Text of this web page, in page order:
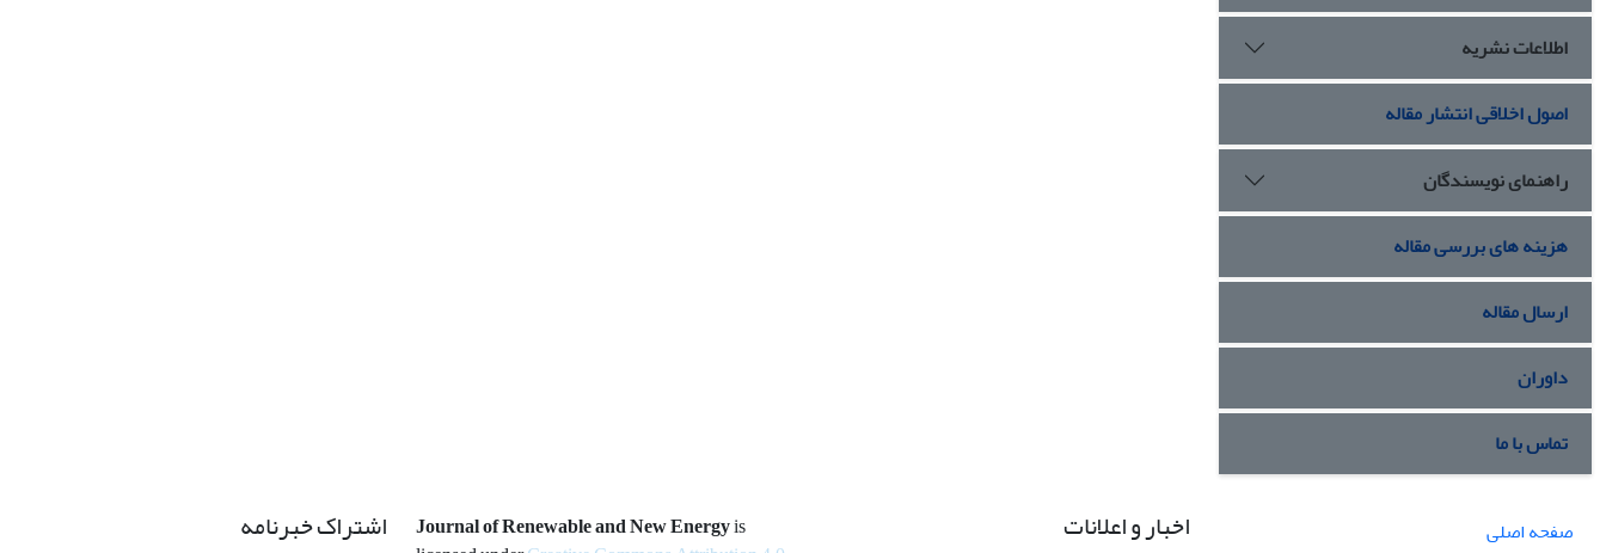
اطلاعات نشریه
اصول اخلاقی انتشار مقاله
راهنمای نویسندگان
هزینه های بررسی مقاله
ارسال مقاله
داوران
تماس با ما
صفحه اصلی
اخبار و اعلانات Journal of Renewable and New Energyis
اشتراک خبرنامه